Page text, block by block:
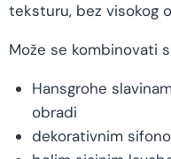
teksturu, bez visokog
Može se kombinovati
Hansgrohe
obradi
dekorativnim